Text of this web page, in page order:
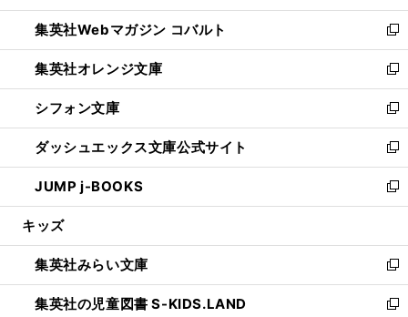
開
く
ウ
で
開
く
ン
ド
ウ
で
開
く
ウ
ィ
ン
ド
ウ
で
開
く
集英社Webマガジン コバルト
新
し
い
ウ
ィ
ン
ド
ウ
で
開
集英社オレンジ文庫
新
し
い
ウ
ィ
ン
ド
ウ
開
く
シフォン文庫
新
し
い
ウ
ィ
ン
ウ
で
開
く
ダッシュエックス文庫公式サイト
新
し
い
ウ
ン
ド
ウ
で
JUMP j-BOOKS
新
し
ウ
ィ
ン
ド
キッズ
集英社みらい文庫
新
し
い
集英社の児童図書 S-KIDS.LAND
新